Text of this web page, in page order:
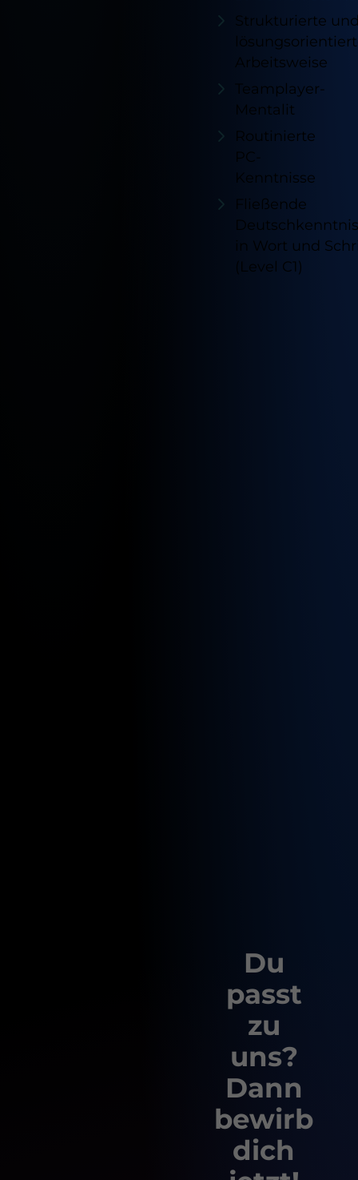
Strukturierte
Arbeitsweise
Teamplayer-
Mentalit
Routinierte
PC-
Kenntnisse
Fließende
in Wort und
(Level C1)
Du
passt
zu
uns?
Dann
bewirb
dich